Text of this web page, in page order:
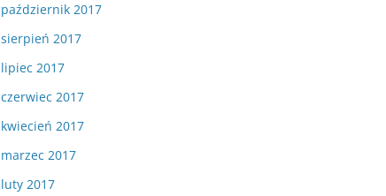
październik 2017
sierpień 2017
lipiec 2017
czerwiec 2017
kwiecień 2017
marzec 2017
luty 2017